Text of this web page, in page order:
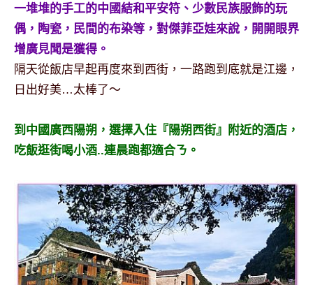
局
合
作
人
對
★
一堆堆的手工的中國結和平安符、少數民族服飾的玩
偶，陶瓷，民間的布染等，對傑菲亞娃來說，開開眼界
增廣見聞是獲得。
隔天從飯店早起再度來到西街，一路跑到底就是江邊，
日出好美…太棒了～
到中國廣西陽朔，選擇入住『陽朔西街』附近的酒店，
吃飯逛街喝小酒..連晨跑都適合ㄋ。